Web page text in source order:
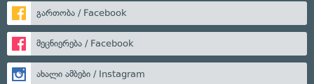
გართობა / Facebook
მეცნიერება / Facebook
ახალი ამბები / Instagram